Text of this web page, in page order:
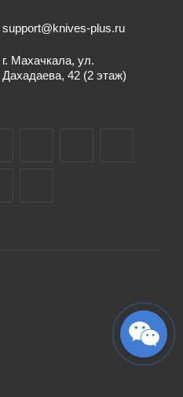
support@knives-plus.ru
г. Махачкала, ул.
Дахадаева, 42 (2 этаж)